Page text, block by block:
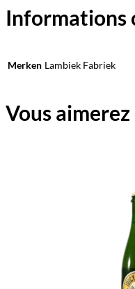
Informations
Merken Lambiek Fabriek
Vous